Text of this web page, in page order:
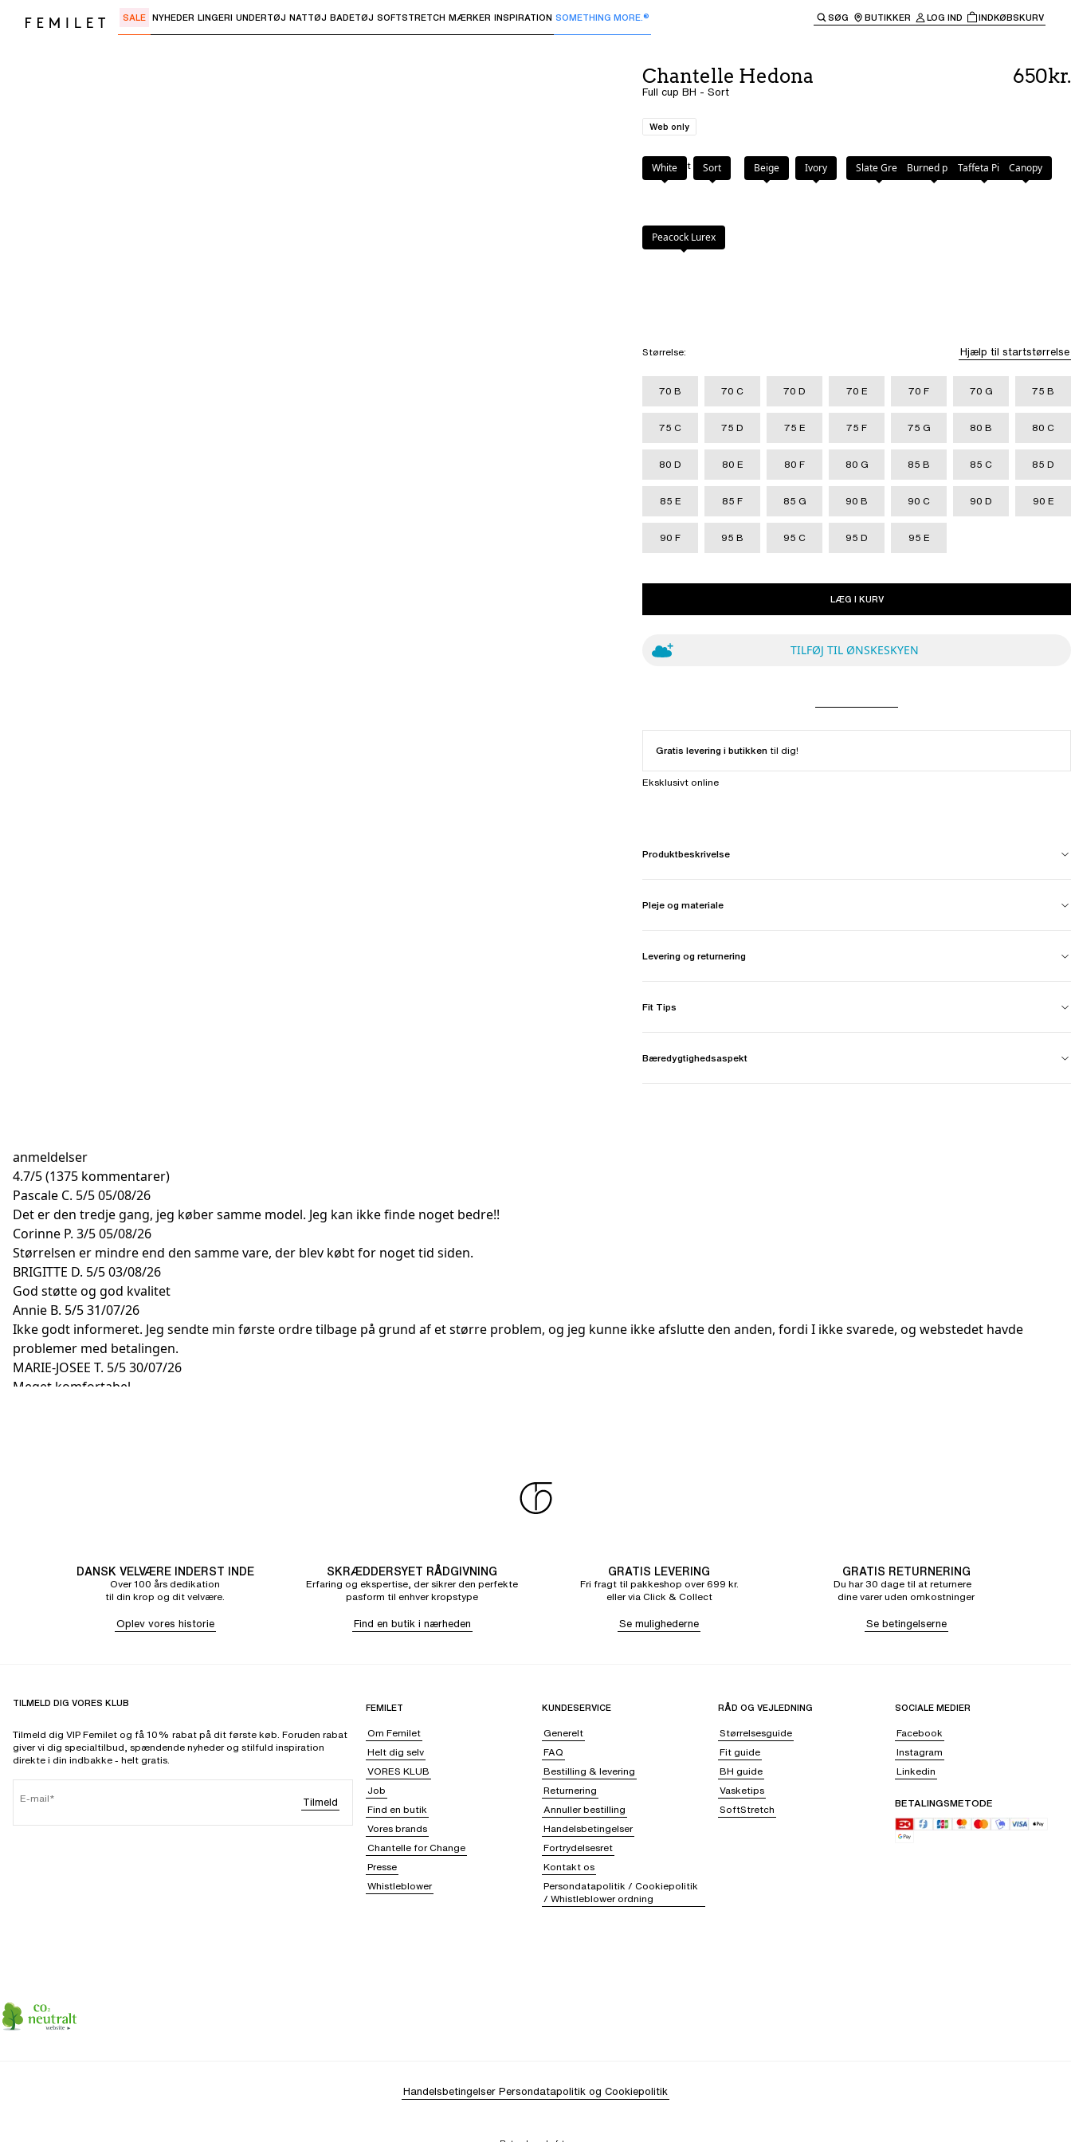
Brug "Pil ned" eller "Enter" til at åbne undermenuer og "Pil op" eller "Escape" for at vende tilbage til hovednavigationen.
SALE NYHEDER LINGERI UNDERTØJ NATTØJ BADETØJ SOFTSTRETCH MÆRKER INSPIRATION SOMETHING MORE.® SØG BUTIKKER LOG IND INDKØBSKURV
Chantelle Hedona
Full cup BH - Sort
650kr.
Web only
Farve:Sort
White Sort Beige Ivory Slate Grey Burned pinkTaffeta PinkCanopy
Peacock Lurex
Størrelse: Hjælp til startstørrelse
70 B 70 C 70 D 70 E 70 F 70 G 75 B
75 C 75 D 75 E 75 F 75 G 80 B 80 C
80 D 80 E 80 F 80 G 85 B 85 C 85 D
85 E 85 F 85 G 90 B 90 C 90 D 90 E
90 F 95 B 95 C 95 D 95 E
LÆG I KURV
TILFØJ TIL ØNSKESKYEN
Gratis levering i butikken til dig!
Eksklusivt online
Produktbeskrivelse
Pleje og materiale
Levering og returnering
Fit Tips
Bæredygtighedsaspekt
anmeldelser
4.7/5(1375 kommentarer)
Pascale C. 5/505/08/26
Det er den tredje gang, jeg køber samme model. Jeg kan ikke finde noget bedre!!
Corinne P. 3/505/08/26
Størrelsen er mindre end den samme vare, der blev købt for noget tid siden.
BRIGITTE D. 5/503/08/26
God støtte og god kvalitet
Annie B. 5/531/07/26
Ikke godt informeret. Jeg sendte min første ordre tilbage på grund af et større problem, og jeg kunne ikke afslutte den anden, fordi I ikke svarede, og webstedet havde
problemer med betalingen.
MARIE-JOSEE T. 5/530/07/26
Meget komfortabel
DANSK VELVÆRE INDERST INDE
Over 100 års dedikation
til din krop og dit velvære.
Oplev vores historie
SKRÆDDERSYET RÅDGIVNING
Erfaring og ekspertise, der sikrer den perfekte
pasform til enhver kropstype
Find en butik i nærheden
GRATIS LEVERING
Fri fragt til pakkeshop over 699 kr.
eller via Click & Collect
Se mulighederne
GRATIS RETURNERING
Du har 30 dage til at returnere
dine varer uden omkostninger
Se betingelserne
TILMELD DIG VORES KLUB
Tilmeld dig VIP Femilet og få 10% rabat på dit første køb. Foruden rabat
giver vi dig specialtilbud, spændende nyheder og stilfuld inspiration
direkte i din indbakke - helt gratis.
E-mail Tilmeld
FEMILET
Om Femilet
Helt dig selv
VORES KLUB
Job
Find en butik
Vores brands
Chantelle for Change
Presse
Whistleblower
KUNDESERVICE
Generelt
FAQ
Bestilling & levering
Returnering
Annuller bestilling
Handelsbetingelser
Fortrydelsesret
Kontakt os
Persondatapolitik / Cookiepolitik
/ Whistleblower ordning
RÅD OG VEJLEDNING
Størrelsesguide
Fit guide
BH guide
Vasketips
SoftStretch
SOCIALE MEDIER
Facebook
Instagram
Linkedin
BETALINGSMETODE
Handelsbetingelser Persondatapolitik og Cookiepolitik